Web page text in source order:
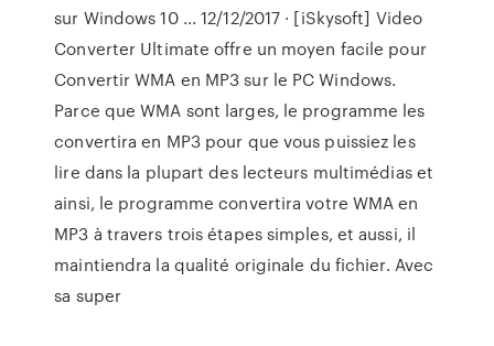
sur Windows 10 ... 12/12/2017 · [iSkysoft] Video
Converter Ultimate offre un moyen facile pour
Convertir WMA en MP3 sur le PC Windows.
Parce que WMA sont larges, le programme les
convertira en MP3 pour que vous puissiez les
lire dans la plupart des lecteurs multimédias et
ainsi, le programme convertira votre WMA en
MP3 à travers trois étapes simples, et aussi, il
maintiendra la qualité originale du fichier. Avec
sa super